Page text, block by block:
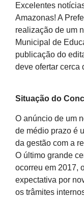
Excelentes
Amazonas! A
realização de um
Municipal de
publicação do
deve ofertar cerca
Situação do
O anúncio de um
de médio prazo é
da gestão com a
O último grande
ocorreu em 2017,
expectativa por
os trâmites